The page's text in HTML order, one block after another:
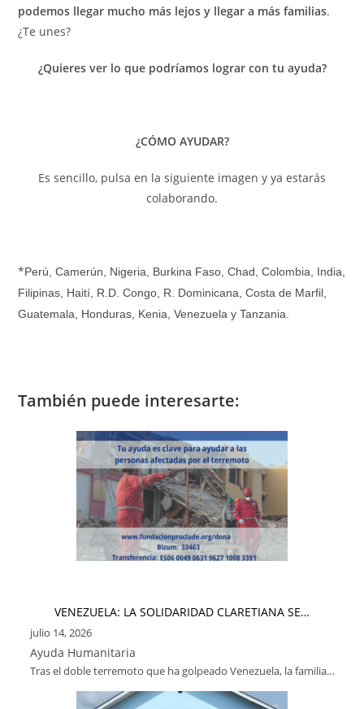
podemos llegar mucho más lejos y llegar a más familias.
¿Te unes?
¿Quieres ver lo que podríamos lograr con tu ayuda?
¿CÓMO AYUDAR?
Es sencillo, pulsa en la siguiente imagen y ya estarás
colaborando.
*Perú, Camerún, Nigeria, Burkina Faso, Chad, Colombia, India,
Filipinas, Haití, R.D. Congo, R. Dominicana, Costa de Marfil,
Guatemala, Honduras, Kenia, Venezuela y Tanzania.
También puede interesarte:
VENEZUELA: LA SOLIDARIDAD CLARETIANA SE…
julio 14, 2026
Ayuda Humanitaria
Tras el doble terremoto que ha golpeado Venezuela, la familia…